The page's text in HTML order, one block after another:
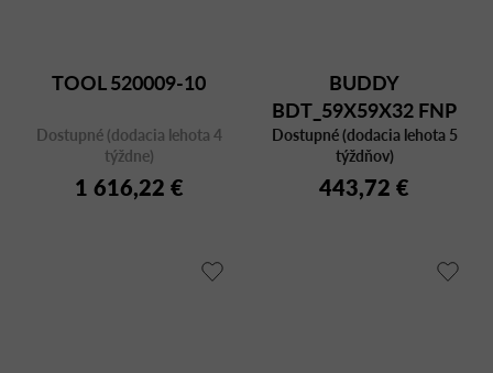
TOOL 520009-10
Dostupné (dodacia lehota 4
týždne)
1 616,22 €
BUDDY
BDT_59X59X32 FNP
NERO
Dostupné (dodacia lehota 5
týždňov)
443,72 €